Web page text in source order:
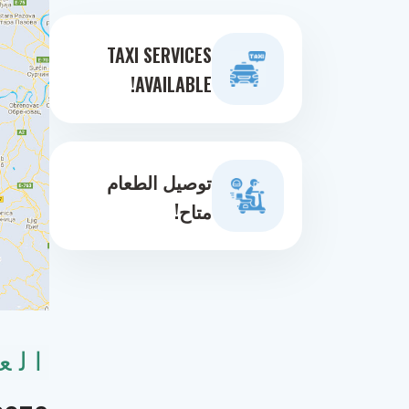
TAXI SERVICES
AVAILABLE!
توصيل الطعام
متاح!